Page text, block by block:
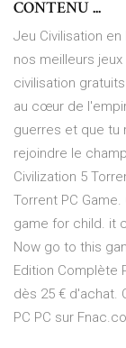
CONTENU ...
Jeu Civilisation
nos meilleurs
civilisation
au cœur de
guerres et que tu
rejoindre le
Civilization 5
Torrent PC
game for child. it
Now go to this
Edition Complète
dès 25 € d'achat.
PC PC sur